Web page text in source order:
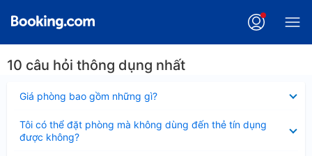
10 câu hỏi thông dụng nhất
Giá phòng bao gồm những gì?
thu
Tôi có thể đặt phòng mà không dùng đến thẻ tín dụng
được không?
thu
gọn